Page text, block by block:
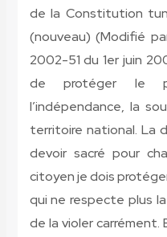
de la Constitution
(nouveau) (Modifié
2002-51 du 1er juin
de protéger le
l’indépendance, la
territoire national. La
devoir sacré pour
citoyen je dois
qui ne respecte plus
de la violer